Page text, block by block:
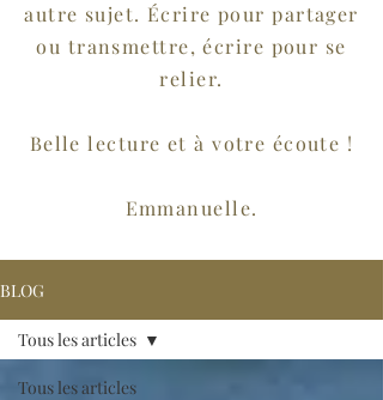
autre sujet. Écrire pour partager
ou transmettre, écrire pour se
relier.
Bellelecture et à votre écoute !
Emmanuelle.
BLOG
Tous les articles
Tous les articles